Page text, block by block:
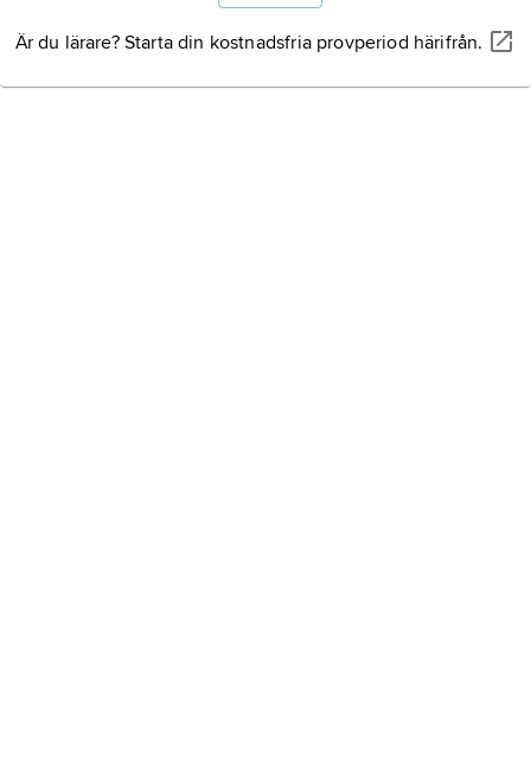
Är du lärare? Starta din kostnadsfria provperiod härifrån.